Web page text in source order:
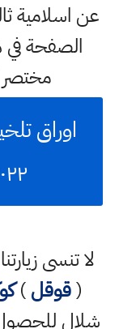
عن اسلامية
الصفحة
اوراق
٢٠٢٢ بعد
لا تنسى
(قوقل)
شلال